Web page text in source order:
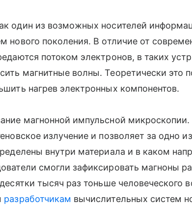
один из возможных носителей
нового поколения. В отличие от
потоком электронов, в таких
магнитные волны. Теоретически это
нагрев электронных компонентов.
магнонной импульсной
излучение и позволяет за одно
внутри материала и в каком
смогли зафиксировать магноны
тысяч раз тоньше человеческого
разработчикам вычислительных систем